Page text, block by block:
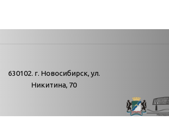
Апрель
630102. г. Новосибирск, ул.
Никитина, 70